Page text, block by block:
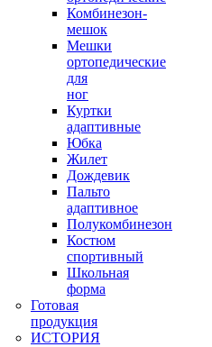
Комбинезон-
мешок
Мешки
ортопедические
для
ног
Куртки
адаптивные
Юбка
Жилет
Дождевик
Пальто
адаптивное
Полукомбинезон
Костюм
спортивный
Школьная
форма
Готовая
продукция
ИСТОРИЯ